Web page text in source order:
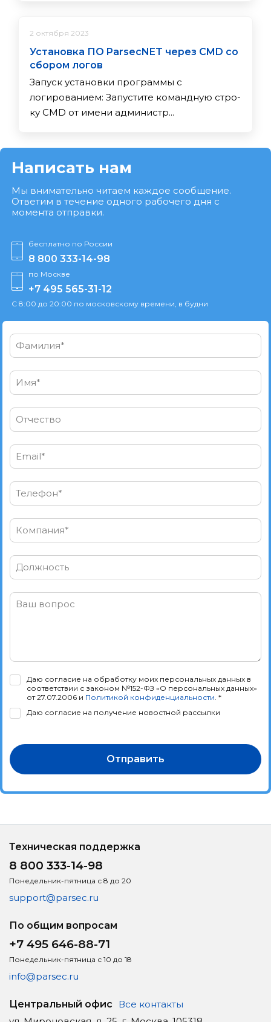
2 октября 2023
Установка ПО ParsecNET через CMD со
сбором логов
Запуск установки программы с
логированием: За­пус­ти­те ко­ман­дную стро­
ку CMD от име­ни ад­ми­нис­тр...
Написать нам
Мы внимательно читаем каждое сообщение.
Ответим в течение одного рабочего дня с
момента отправки.
бесплатно по России
8 800 333-14-98
по Москве
+7 495 565-31-12
С 8:00 до 20:00 по московскому времени, в будни
Фамилия*
Имя*
Отчество
Email*
Телефон*
Компания*
Должность
Ваш вопрос
Даю согласие на обработку моих персональных данных в
соответствии с законом №152-ФЗ «О персональных данных»
от 27.07.2006 и Политикой конфиденциальности . *
Даю согласие на получение новостной рассылки
Отправить
Техническая поддержка
8 800 333-14-98
Понедельник-пятница с 8 до 20
support@parsec.ru
По общим вопросам
+7 495 646-88-71
Понедельник-пятница с 10 до 18
info@parsec.ru
Центральный офис
Все контакты